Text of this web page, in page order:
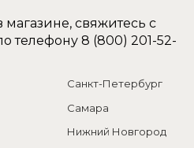
магазине, свяжитесь с
телефону 8 (800) 201-52-
Санкт-Петербург
Самара
Нижний Новгород